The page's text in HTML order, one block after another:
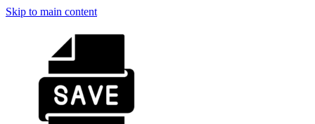
Skip to main content